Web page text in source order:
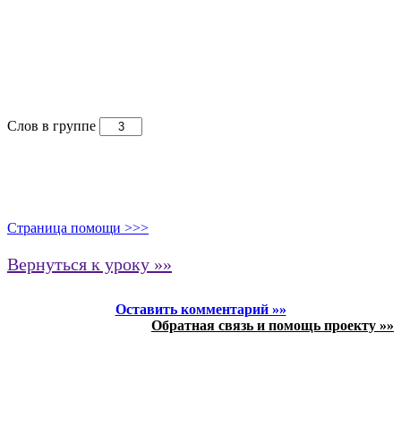
Слов в группе
Страница помощи >>>
Вернуться к уроку »»
Оставить комментарий »»
Обратная связь и помощь проекту »»